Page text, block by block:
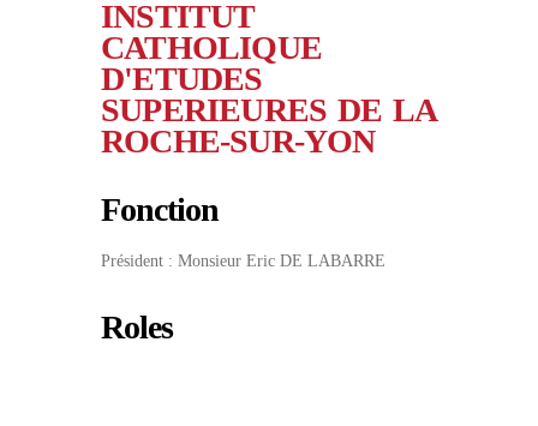
INSTITUT
CATHOLIQUE
D'ETUDES
SUPERIEURES DE LA
ROCHE-SUR-YON
Fonction
Président : Monsieur Eric DE LABARRE
Roles